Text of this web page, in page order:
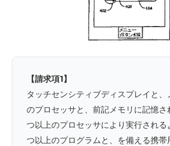
【請求項1】
タッチセンシティブディスプレイと
のプロセッサと、前記メモリに記憶さ
つ以上のプロセッサにより実行される
つ以上のプログラムと、を備える携帯